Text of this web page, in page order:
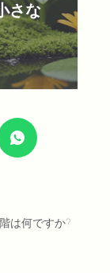
さな
は何ですか?